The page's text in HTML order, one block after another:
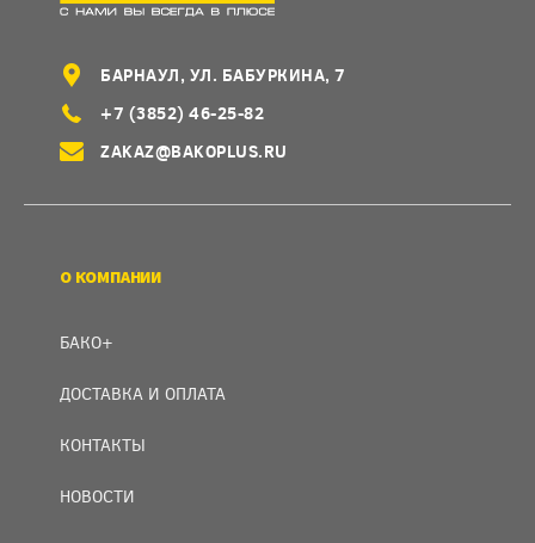
БАРНАУЛ, УЛ. БАБУРКИНА, 7
+7 (3852) 46-25-82
ZAKAZ@BAKOPLUS.RU
О КОМПАНИИ
БАКО+
ДОСТАВКА И ОПЛАТА
КОНТАКТЫ
НОВОСТИ